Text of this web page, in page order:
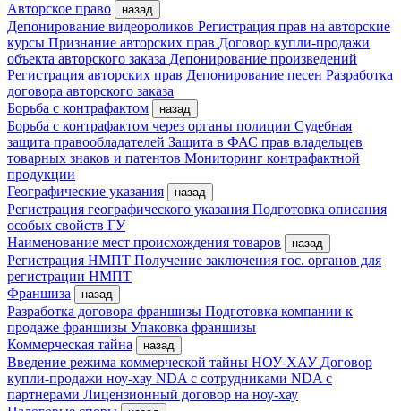
Авторское право
назад
Депонирование видеороликов Регистрация прав на авторские
курсы Признание авторских прав Договор купли-продажи
объекта авторского заказа Депонирование произведений
Регистрация авторских прав Депонирование песен Разработка
договора авторского заказа
Борьба с контрафактом
назад
Борьба с контрафактом через органы полиции Судебная
защита правообладателей Защита в ФАС прав владельцев
товарных знаков и патентов Мониторинг контрафактной
продукции
Географические указания
назад
Регистрация географического указания Подготовка описания
особых свойств ГУ
Наименование мест происхождения товаров
назад
Регистрация НМПТ Получение заключения гос. органов для
регистрации НМПТ
Франшиза
назад
Разработка договора франшизы Подготовка компании к
продаже франшизы Упаковка франшизы
Коммерческая тайна
назад
Введение режима коммерческой тайны НОУ-ХАУ Договор
купли-продажи ноу-хау NDA с сотрудниками NDA с
партнерами Лицензионный договор на ноу-хау